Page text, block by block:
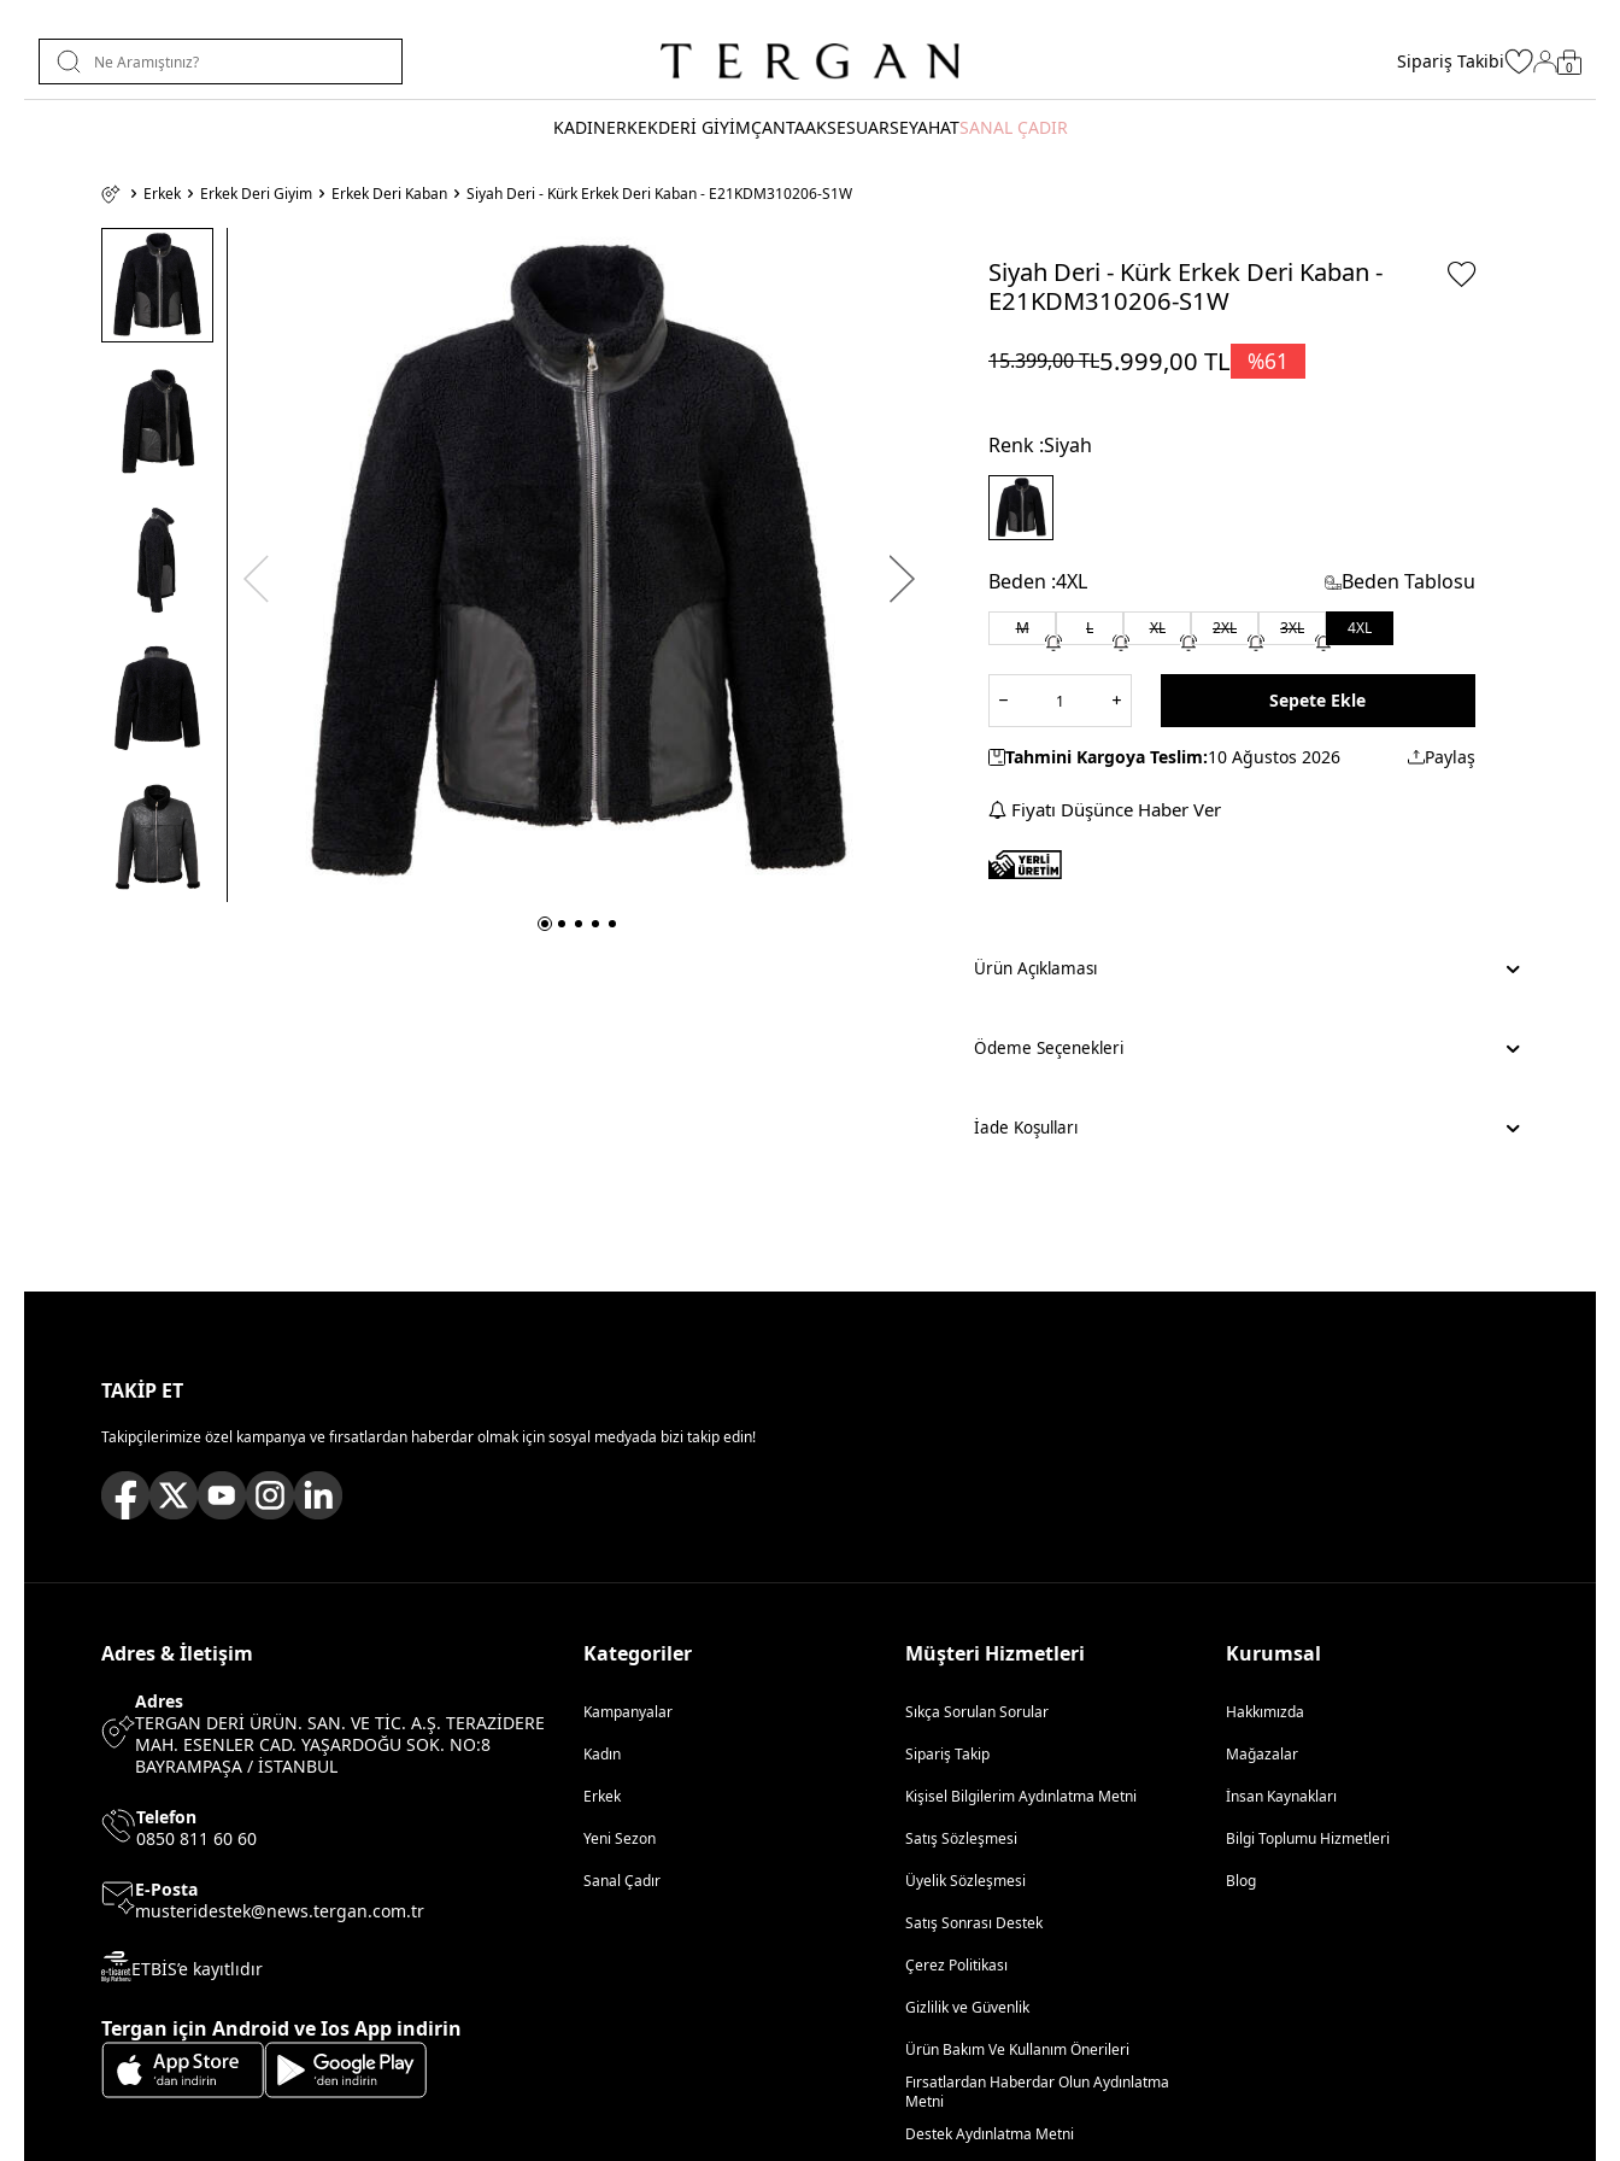
Sipariş Takibi 0
KADINERKEKDERİ GİYİMÇANTAAKSESUARSEYAHATSANAL ÇADIR
Erkek Erkek Deri Giyim Erkek Deri Kaban Siyah Deri - Kürk Erkek Deri Kaban - E21KDM310206-S1W
Siyah Deri - Kürk Erkek Deri Kaban -
E21KDM310206-S1W
15.399,00TL5.999,00 TL %61
Renk :Siyah
Beden :4XL Beden Tablosu
M L XL 2XL 3XL 4XL
Sepete Ekle
Tahmini Kargoya Teslim:10 Ağustos 2026 Paylaş
Fiyatı Düşünce Haber Ver
Ürün Açıklaması
Ödeme Seçenekleri
İade Koşulları
TAKİP ET
Takipçilerimize özel kampanya ve fırsatlardan haberdar olmak için sosyal medyada bizi takip edin!
Adres & İletişim
Adres
TERGAN DERİ ÜRÜN. SAN. VE TİC. A.Ş. TERAZİDERE
MAH. ESENLER CAD. YAŞARDOĞU SOK. NO:8
BAYRAMPAŞA / İSTANBUL
Telefon
0850 811 60 60
E-Posta
musteridestek@news.tergan.com.tr
ETBİS’e kayıtlıdır
Tergan için Android ve Ios App indirin
Kategoriler
Kampanyalar
Kadın
Erkek
Yeni Sezon
Sanal Çadır
Müşteri Hizmetleri
Sıkça Sorulan Sorular
Sipariş Takip
Kişisel Bilgilerim Aydınlatma Metni
Satış Sözleşmesi
Üyelik Sözleşmesi
Satış Sonrası Destek
Çerez Politikası
Gizlilik ve Güvenlik
Ürün Bakım Ve Kullanım Önerileri
Fırsatlardan Haberdar Olun Aydınlatma
Metni
Destek Aydınlatma Metni
Kurumsal
Hakkımızda
Mağazalar
İnsan Kaynakları
Bilgi Toplumu Hizmetleri
Blog